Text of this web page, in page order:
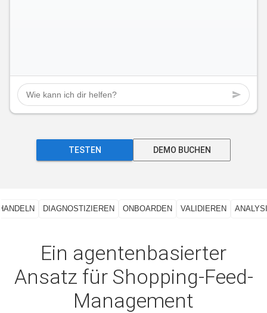
TESTEN DEMO BUCHEN
DIAGNOSTIZIEREN ONBOARDEN VALIDIEREN
Ein agentenbasierter
Ansatz für Shopping-Feed-
Management